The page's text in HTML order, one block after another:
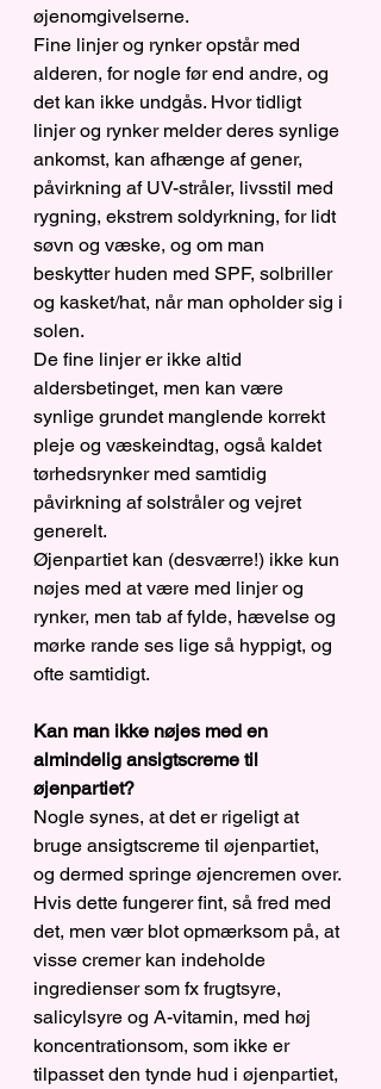
øjenomgivelserne.
Fine linjer og rynker opstår med
alderen, for nogle før end andre, og
det kan ikke undgås. Hvor tidligt
linjer og rynker melder deres synlige
ankomst, kan afhænge af gener,
påvirkning af UV-stråler, livsstil med
rygning, ekstrem soldyrkning, for lidt
søvn og væske, og om man
beskytter huden med SPF, solbriller
og kasket/hat, når man opholder sig i
solen.
De fine linjer er ikke altid
aldersbetinget, men kan være
synlige grundet manglende korrekt
pleje og væskeindtag, også kaldet
tørhedsrynker med samtidig
påvirkning af solstråler og vejret
generelt.
Øjenpartiet kan (desværre!) ikke kun
nøjes med at være med linjer og
rynker, men tab af fylde, hævelse og
mørke rande ses lige så hyppigt, og
ofte samtidigt.
Kan man ikke nøjes med en
almindelig ansigtscreme til
øjenpartiet?
Nogle synes, at det er rigeligt at
bruge ansigtscreme til øjenpartiet,
og dermed springe øjencremen over.
Hvis dette fungerer fint, så fred med
det, men vær blot opmærksom på, at
visse cremer kan indeholde
ingredienser som fx frugtsyre,
salicylsyre og A-vitamin, med høj
koncentrationsom, som ikke er
tilpasset den tynde hud i øjenpartiet,